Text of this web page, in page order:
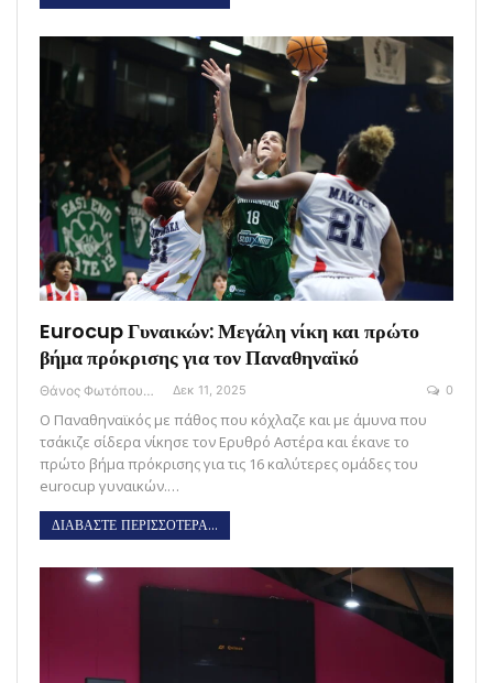
Eurocup Γυναικών: Μεγάλη νίκη και πρώτο
βήμα πρόκρισης για τον Παναθηναϊκό
Θάνος Φωτόπουλος Δεκ 11, 2025 0
Ο Παναθηναϊκός με πάθος που κόχλαζε και με άμυνα που
τσάκιζε σίδερα νίκησε τον Ερυθρό Αστέρα και έκανε το
πρώτο βήμα πρόκρισης για τις 16 καλύτερες ομάδες του
eurocup γυναικών.…
ΔΙΑΒΑΣΤΕ ΠΕΡΙΣΣΟΤΕΡΑ...